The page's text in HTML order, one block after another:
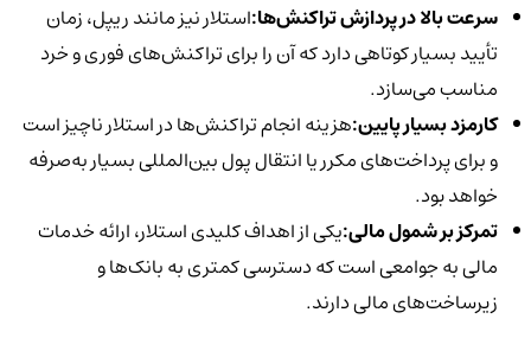
سرعت بالا در پردازش تراکنش‌ها:استلار نیز مانند ریپل، زمان
تأیید بسیار کوتاهی دارد که آن را برای تراکنش‌های فوری و خرد
مناسب می‌سازد.
کارمزد بسیار پایین:هزینه انجام تراکنش‌ها در استلار ناچیز است
و برای پرداخت‌های مکرر یا انتقال پول بین‌المللی بسیار به‌صرفه
خواهد بود.
تمرکز بر شمول مالی:یکی از اهداف کلیدی استلار، ارائه خدمات
مالی به جوامعی است که دسترسی کمتری به بانک‌ها و
زیرساخت‌های مالی دارند.